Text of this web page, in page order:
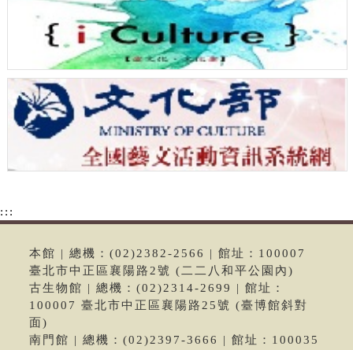
:::
本館 | 總機：(02)2382-2566 | 館址：100007
臺北市中正區襄陽路2號 (二二八和平公園內)
古生物館 | 總機：(02)2314-2699 | 館址：
100007 臺北市中正區襄陽路25號 (臺博館斜對
面)
南門館 | 總機：(02)2397-3666 | 館址：100035